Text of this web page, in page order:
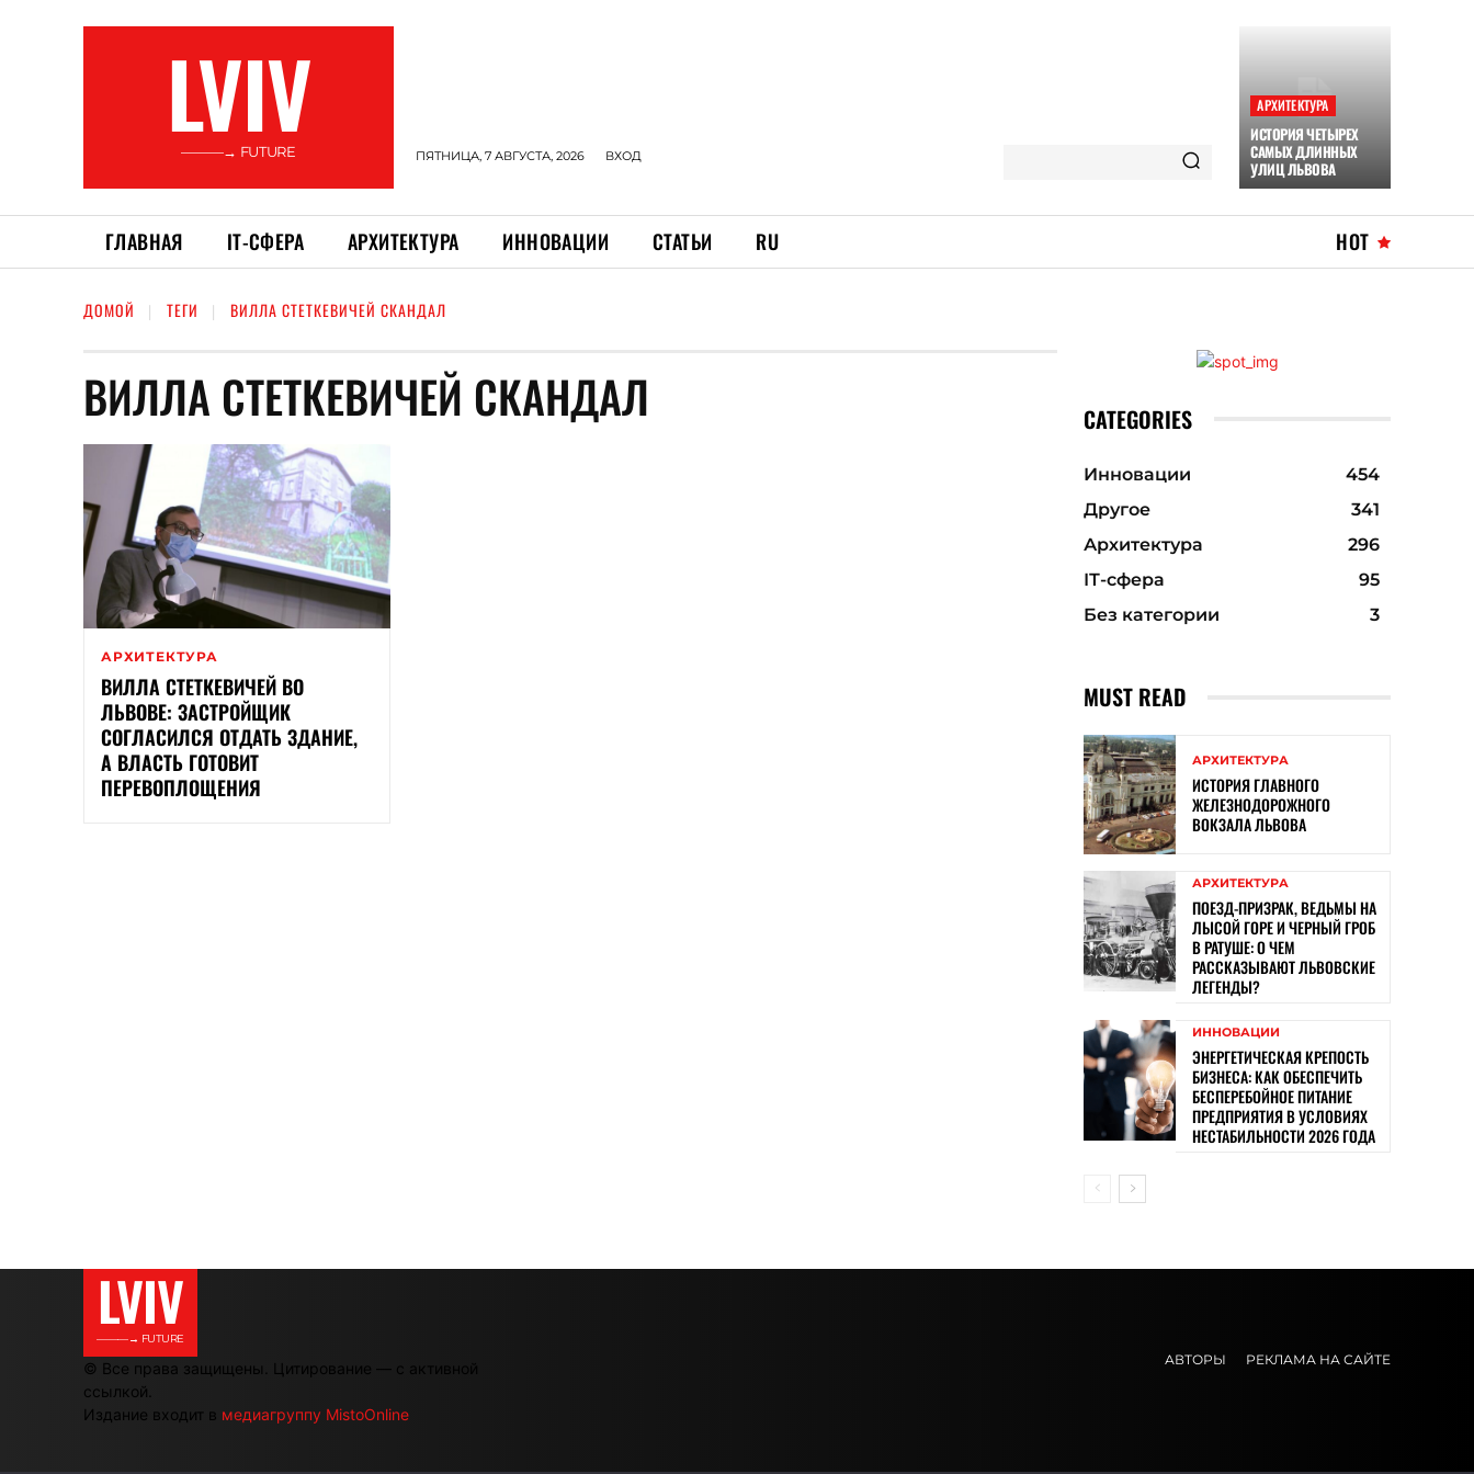
LVIV
———→ FUTURE ПЯТНИЦА, 7 АВГУСТА, 2026 ВХОД
АРХИТЕКТУРА
ИСТОРИЯ ЧЕТЫРЕХ
САМЫХ ДЛИННЫХ
УЛИЦ ЛЬВОВА
ГЛАВНАЯ ІТ-СФЕРА АРХИТЕКТУРА ИННОВАЦИИ СТАТЬИ RU HOT
ДОМОЙ ТЕГИ ВИЛЛА СТЕТКЕВИЧЕЙ СКАНДАЛ
ВИЛЛА СТЕТКЕВИЧЕЙ СКАНДАЛ
АРХИТЕКТУРА
ВИЛЛА СТЕТКЕВИЧЕЙ ВО
ЛЬВОВЕ: ЗАСТРОЙЩИК
СОГЛАСИЛСЯ ОТДАТЬ ЗДАНИЕ,
А ВЛАСТЬ ГОТОВИТ
ПЕРЕВОПЛОЩЕНИЯ
CATEGORIES
Инновации
454
Другое
341
Архитектура
296
ІТ-сфера
95
Без категории
3
MUST READ
АРХИТЕКТУРА
ИСТОРИЯ ГЛАВНОГО
ЖЕЛЕЗНОДОРОЖНОГО
ВОКЗАЛА ЛЬВОВА
АРХИТЕКТУРА
ПОЕЗД-ПРИЗРАК, ВЕДЬМЫ НА
ЛЫСОЙ ГОРЕ И ЧЕРНЫЙ ГРОБ
В РАТУШЕ: О ЧЕМ
РАССКАЗЫВАЮТ ЛЬВОВСКИЕ
ЛЕГЕНДЫ?
ИННОВАЦИИ
ЭНЕРГЕТИЧЕСКАЯ КРЕПОСТЬ
БИЗНЕСА: КАК ОБЕСПЕЧИТЬ
БЕСПЕРЕБОЙНОЕ ПИТАНИЕ
ПРЕДПРИЯТИЯ В УСЛОВИЯХ
НЕСТАБИЛЬНОСТИ 2026 ГОДА
LVIV
———→ FUTURE
© Все права защищены. Цитирование — с активной
ссылкой.
Издание входит в медиагруппу MistoOnline
АВТОРЫ РЕКЛАМА НА САЙТЕ